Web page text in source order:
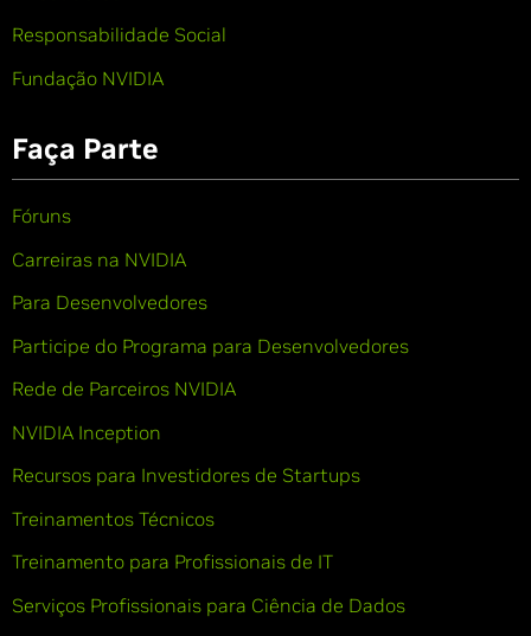
Responsabilidade Social
Fundação NVIDIA
Faça Parte
Fóruns
Carreiras na NVIDIA
Para Desenvolvedores
Participe do Programa para Desenvolvedores
Rede de Parceiros NVIDIA
NVIDIA Inception
Recursos para Investidores de Startups
Treinamentos Técnicos
Treinamento para Profissionais de IT
Serviços Profissionais para Ciência de Dados